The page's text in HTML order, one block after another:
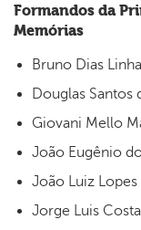
Formandos da
Memórias
Bruno Dias
Douglas Santos
Giovani Mello
João Eugênio
João Luiz
Jorge Luis